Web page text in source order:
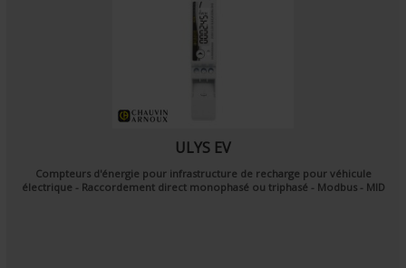
ULYS EV
Compteurs d'énergie pour infrastructure de recharge pour véhicule
électrique - Raccordement direct monophasé ou triphasé - Modbus - MID